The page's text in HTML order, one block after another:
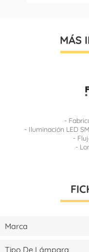
MÁS
-
- Iluminación LED
-
-
Marca
Tipo De Lámpara